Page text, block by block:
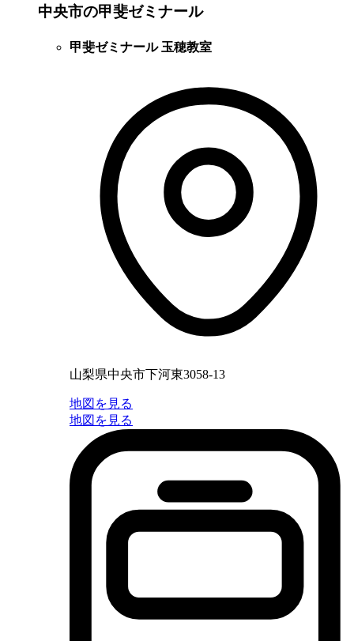
中央市の甲斐ゼミナール
甲斐ゼミナール 玉穂教室
山梨県中央市下河東3058-13
地図を見る
地図を見る